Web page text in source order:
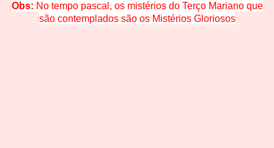
Obs: No tempo pascal, os mistérios do Terço Mariano que
são contemplados são os Mistérios Gloriosos